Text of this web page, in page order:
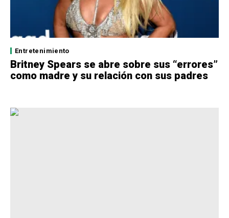
Entretenimiento
Britney Spears se abre sobre sus “errores”
como madre y su relación con sus padres